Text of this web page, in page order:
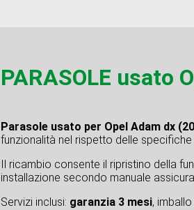
PARASOLE usato
Parasole usato per Opel Adam dx
funzionalità nel rispetto delle
Il ricambio consente il ripristino della
installazione secondo manuale
Servizi inclusi: garanzia 3 mesi,